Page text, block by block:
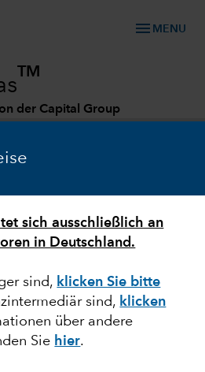
sich ausschließlich an
in Deutschland.
sind, klicken Sie bitte
sind, klicken
über andere
Sie hier.
menu MENU
TM
der Capital Group
sich die